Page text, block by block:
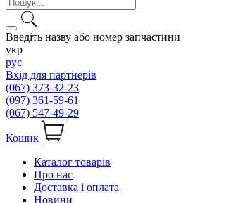
Введіть назву або номер запчастини
укр
рус
Вхід для партнерів
(067) 373-32-23
(097) 361-59-61
(067) 547-49-29
Кошик
Каталог товарів
Про нас
Доставка і оплата
Новини